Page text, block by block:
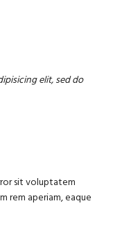
elit, sed do
sit voluptatem
rem aperiam, eaque